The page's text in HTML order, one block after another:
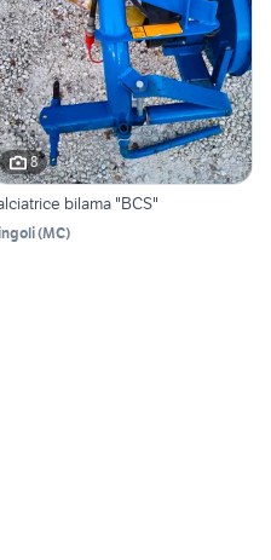
8
bilama "BCS"
(MC)